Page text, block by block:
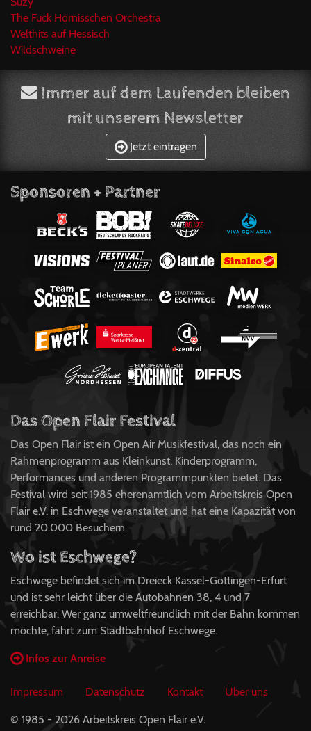
The Fuck Hornisschen Orchestra
Welthits auf Hessisch
Wildschweine
Immer auf dem Laufenden bleiben
mit unserem Newsletter
Jetzt eintragen
Sponsoren + Partner
Das Open Flair Festival
Das Open Flair ist ein Open Air Musikfestival, das noch ein
Rahmenprogramm aus Kleinkunst, Kinderprogramm,
Performances und anderen Programmpunkten bietet. Das
Festival wird seit 1985 eherenamtlich vom Arbeitskreis Open
Flair e.V. in Eschwege veranstaltet und hat eine Kapazität von
rund 20.000 Besuchern.
Wo ist Eschwege?
Eschwege befindet sich im Dreieck Kassel-Göttingen-Erfurt
und ist sehr leicht über die Autobahnen 38, 4 und 7
erreichbar. Wer ganz umweltfreundlich mit der Bahn kommen
möchte, fährt zum Stadtbahnhof Eschwege.
Infos zur Anreise
Impressum Datenschutz Kontakt Über uns
© 1985 - 2026 Arbeitskreis Open Flair e.V.